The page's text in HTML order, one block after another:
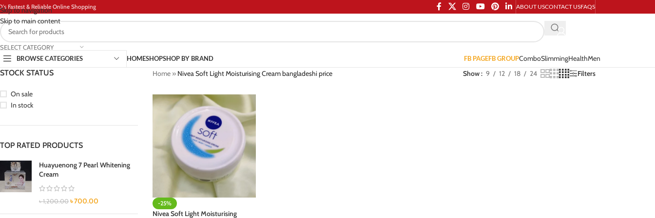
Skip to navigation
Skip to main content
Fastest & Reliable Online Shopping ABOUT USCONTACT USFAQS
SELECT CATEGORY
BROWSE CATEGORIES
HOMESHOPSHOP BY BRAND FB PAGEFB GROUPComboSlimmingHealthMen
STOCK STATUS
On sale
In stock
TOP RATED PRODUCTS
Huayuenong 7 Pearl Whitening
Cream
৳1,200.00 ৳700.00
Home» Nivea Soft Light Moisturising Cream bangladeshi price Show 9 12 18 24 Filters
-25%
Nivea Soft Light Moisturising